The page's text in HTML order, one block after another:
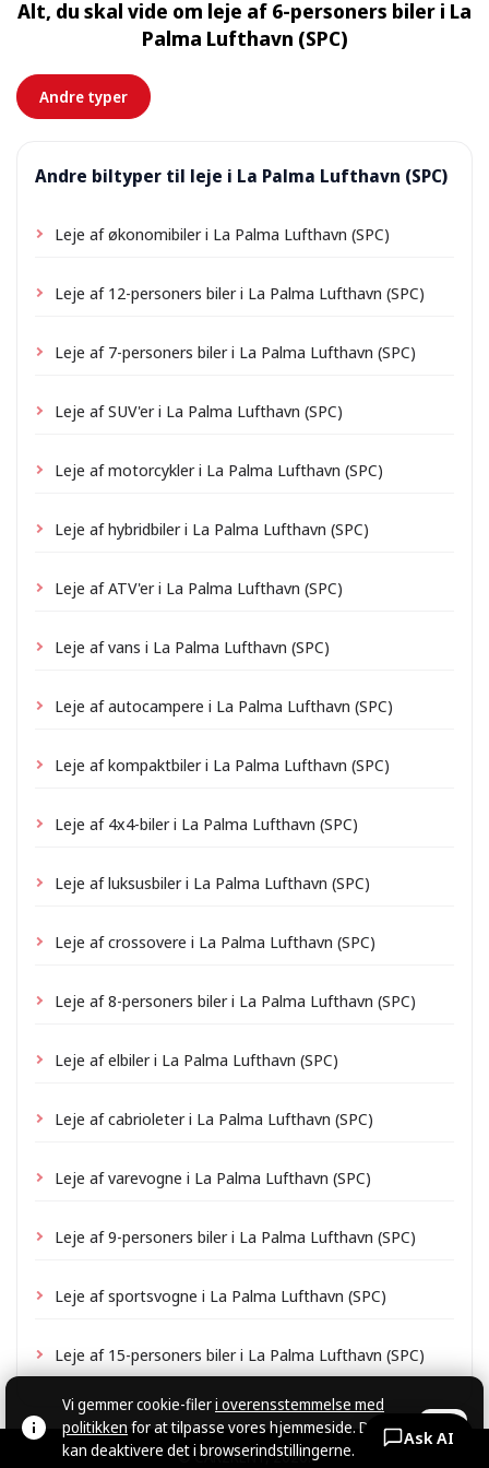
tilkomme et lille leveringsgebyr, som altid vises på
Alt, du skal vide om leje af 6-personers biler i La
Palma Lufthavn (SPC)
Andre typer
Andre biltyper til leje i La Palma Lufthavn (SPC)
Leje af økonomibiler i La Palma Lufthavn (SPC)
Leje af 12-personers biler i La Palma Lufthavn (SPC)
Leje af 7-personers biler i La Palma Lufthavn (SPC)
Leje af SUV'er i La Palma Lufthavn (SPC)
Leje af motorcykler i La Palma Lufthavn (SPC)
Leje af hybridbiler i La Palma Lufthavn (SPC)
Leje af ATV'er i La Palma Lufthavn (SPC)
Leje af vans i La Palma Lufthavn (SPC)
Leje af autocampere i La Palma Lufthavn (SPC)
Leje af kompaktbiler i La Palma Lufthavn (SPC)
Leje af 4x4-biler i La Palma Lufthavn (SPC)
Leje af luksusbiler i La Palma Lufthavn (SPC)
Leje af crossovere i La Palma Lufthavn (SPC)
Leje af 8-personers biler i La Palma Lufthavn (SPC)
Leje af elbiler i La Palma Lufthavn (SPC)
Leje af cabrioleter i La Palma Lufthavn (SPC)
Leje af varevogne i La Palma Lufthavn (SPC)
Leje af 9-personers biler i La Palma Lufthavn (SPC)
Leje af sportsvogne i La Palma Lufthavn (SPC)
Leje af 15-personers biler i La Palma Lufthavn (SPC)
© CARZRENT, 2026.
Vi gemmer cookie-fileri overensstemmelse med
politikken for at tilpasse vores hjemmeside. Du
kan deaktivere det i browserindstillingerne.
Ask AI